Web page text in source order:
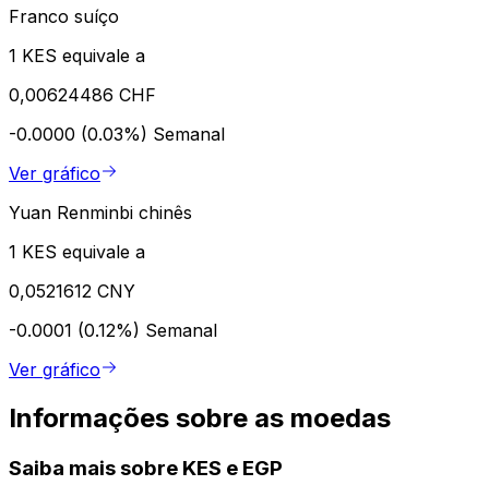
Franco suíço
1 KES equivale a
0,00624486 CHF
-0.0000 (0.03%) Semanal
Ver gráfico
Yuan Renminbi chinês
1 KES equivale a
0,0521612 CNY
-0.0001 (0.12%) Semanal
Ver gráfico
Informações sobre as moedas
Saiba mais sobre KES e EGP